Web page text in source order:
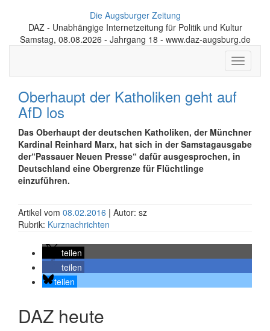
Die Augsburger Zeitung
DAZ - Unabhängige Internetzeitung für Politik und Kultur
Samstag, 08.08.2026 - Jahrgang 18 - www.daz-augsburg.de
Toggle
Oberhaupt der Katholiken geht auf
AfD los
Das Oberhaupt der deutschen Katholiken, der Münchner
Kardinal Reinhard Marx, hat sich in der Samstagausgabe
der“Passauer Neuen Presse“ dafür ausgesprochen, in
Deutschland eine Obergrenze für Flüchtlinge
einzuführen.
Artikel vom 08.02.2016 | Autor: sz
Rubrik: Kurznachrichten
teilen
teilen
teilen
DAZ heute